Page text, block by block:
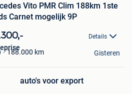
Vito PMR Clim 188km 1ste
Carnet mogelijk 9P
Details
188.000 km Gisteren
auto's voor export